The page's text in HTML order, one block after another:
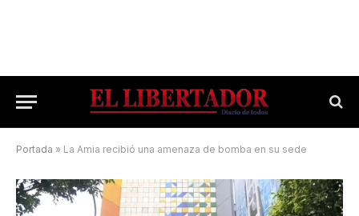
Portada » La Amia recibió una amenaza de bomba en su sede